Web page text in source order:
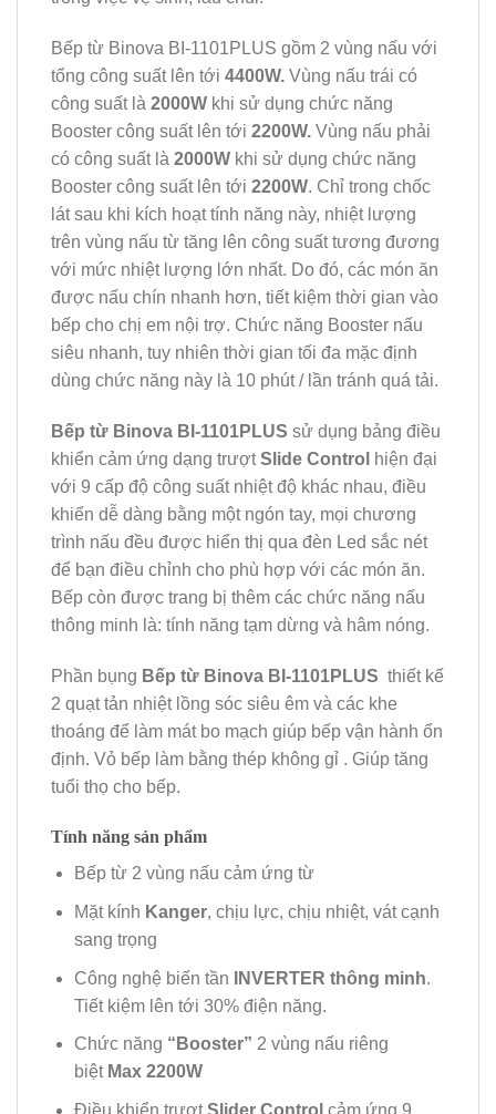
Bếp từ Binova BI-1101PLUS gồm 2 vùng nấu với
tổng công suất lên tới 4400W. Vùng nấu trái có
công suất là 2000W khi sử dụng chức năng
Booster công suất lên tới 2200W. Vùng nấu phải
có công suất là 2000W khi sử dụng chức năng
Booster công suất lên tới 2200W. Chỉ trong chốc
lát sau khi kích hoạt tính năng này, nhiệt lượng
trên vùng nấu từ tăng lên công suất tương đương
với mức nhiệt lượng lớn nhất. Do đó, các món ăn
được nấu chín nhanh hơn, tiết kiệm thời gian vào
bếp cho chị em nội trợ. Chức năng Booster nấu
siêu nhanh, tuy nhiên thời gian tối đa mặc định
dùng chức năng này là 10 phút / lần tránh quá tải.
Bếp từ Binova BI-1101PLUS sử dụng bảng điều
khiển cảm ứng dạng trượtSlide Control
hiện đại
với 9 cấp độ công suất nhiệt độ khác nhau, điều
khiển dễ dàng bằng một ngón tay, mọi chương
trình nấu đều được hiển thị qua đèn Led sắc nét
để bạn điều chỉnh cho phù hợp với các món ăn.
Bếp còn được trang bị thêm các chức năng nấu
thông minh là: tính năng tạm dừng và hâm nóng.
Phần bụng Bếp từ Binova BI-1101PLUS thiết kế
2 quạt tản nhiệt lồng sóc siêu êm và các khe
thoáng để làm mát bo mạch giúp bếp vận hành ổn
định. Vỏ bếp làm bằng thép không gỉ . Giúp tăng
tuổi thọ cho bếp.
Tính năng sản phẩm
Bếp từ 2 vùng nấu cảm ứng từ
Mặt kính Kanger, chịu lực, chịu nhiệt, vát cạnh
sang trọng
Công nghệ biến tần INVERTER thông minh.
Tiết kiệm lên tới 30% điện năng.
Chức năng “Booster” 2 vùng nấu riêng
biệt Max 2200W
Điều khiển trượtSlider Control cảm ứng 9